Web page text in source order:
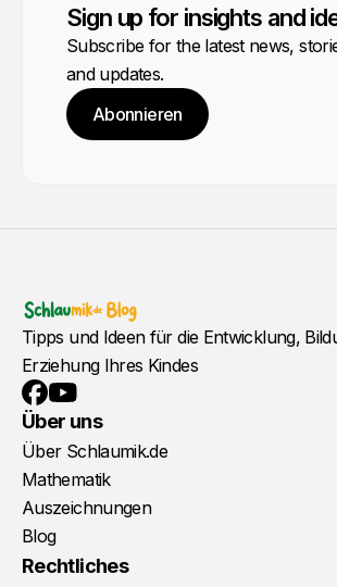
Sign up for insights and
Subscribe for the latest news,
and updates.
Abonnieren
Tipps und Ideen für die Entwicklung,
Erziehung Ihres Kindes
Facebook
YouTube
Über uns
Über Schlaumik.de
Mathematik
Auszeichnungen
Blog
Rechtliches